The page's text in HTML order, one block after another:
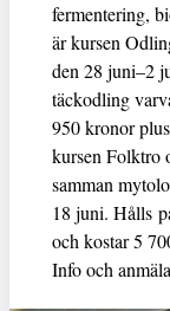
fermentering,
är kursen
den 28 juni–2
täckodling
950 kronor
kursen Folktro
samman
18 juni. Hålls
och kostar 5
Info och